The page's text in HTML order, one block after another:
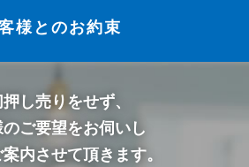
様とのお約束
し売りをせず、
ご要望をお伺いし
内させて頂きます。